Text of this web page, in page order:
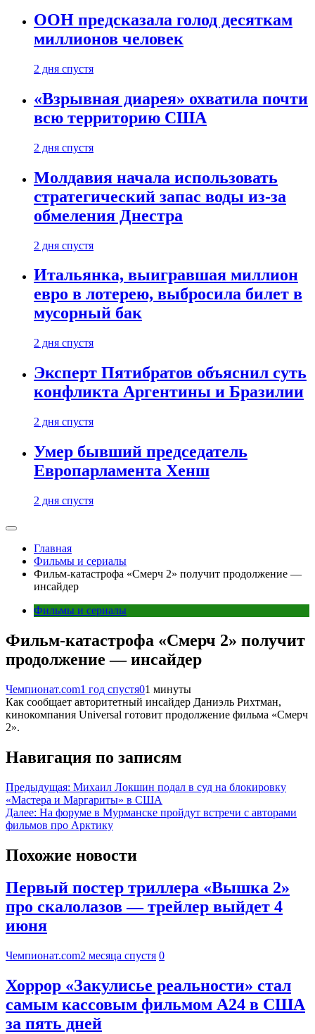
ООН предсказала голод десяткам
миллионов человек
2 дня спустя
«Взрывная диарея» охватила почти
всю территорию США
2 дня спустя
Молдавия начала использовать
стратегический запас воды из-за
обмеления Днестра
2 дня спустя
Итальянка, выигравшая миллион
евро в лотерею, выбросила билет в
мусорный бак
2 дня спустя
Эксперт Пятибратов объяснил суть
конфликта Аргентины и Бразилии
2 дня спустя
Умер бывший председатель
Европарламента Хенш
2 дня спустя
Главная
Фильмы и сериалы
Фильм-катастрофа «Смерч 2» получит продолжение —
инсайдер
Фильмы и сериалы
Фильм-катастрофа «Смерч 2» получит
продолжение — инсайдер
Чемпионат.com1 год спустя01 минуты
Как сообщает авторитетный инсайдер Даниэль Рихтман,
кинокомпания Universal готовит продолжение фильма «Смерч
2».
Навигация по записям
Предыдущая: Михаил Локшин подал в суд на блокировку
«Мастера и Маргариты» в США
Далее: На форуме в Мурманске пройдут встречи с авторами
фильмов про Арктику
Похожие новости
Первый постер триллера «Вышка 2»
про скалолазов — трейлер выйдет 4
июня
Чемпионат.com2 месяца спустя 0
Хоррор «Закулисье реальности» стал
самым кассовым фильмом А24 в США
за пять дней